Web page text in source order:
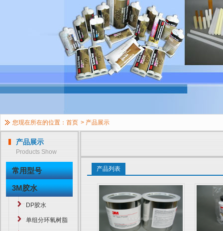
您现在所在的位置： 首页 > 产品展示
产品展示
Products Show
常用型号
3M胶水
DP胶水
单组分环氧树脂
产品列表